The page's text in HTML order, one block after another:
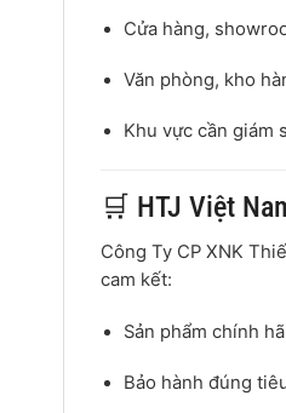
Cửa hàng,
Văn phòng, kho
Khu vực cần giám
🛒 HTJ Việt
Công Ty CP XNK
cam kết:
Sản phẩm chính
Bảo hành đúng